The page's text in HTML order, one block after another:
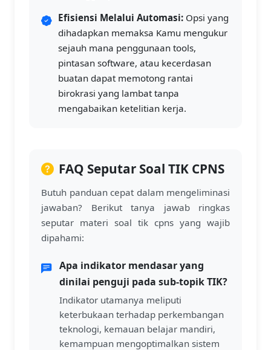
Efisiensi Melalui Automasi: Opsi yang
dihadapkan memaksa Kamu mengukur
sejauh mana penggunaan tools,
pintasan software, atau kecerdasan
buatan dapat memotong rantai
birokrasi yang lambat tanpa
mengabaikan ketelitian kerja.
FAQ Seputar Soal TIK CPNS
Butuh panduan cepat dalam mengeliminasi
jawaban? Berikut tanya jawab ringkas
seputar materi soal tik cpns yang wajib
dipahami:
Apa indikator mendasar yang
dinilai penguji pada sub-topik TIK?
Indikator utamanya meliputi
keterbukaan terhadap perkembangan
teknologi, kemauan belajar mandiri,
kemampuan mengoptimalkan sistem